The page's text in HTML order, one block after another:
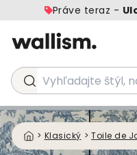
Práve teraz -
Vyhľadajte štýl,
> Klasický > Toile de